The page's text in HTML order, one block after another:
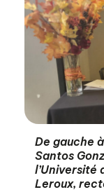
De gauche
Santos
l’Université
Leroux,